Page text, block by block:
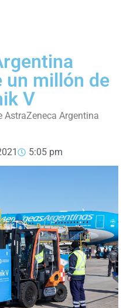
un millón de
V
AstraZeneca Argentina
5:05 pm